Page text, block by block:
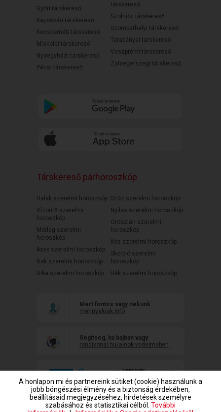
Győri társkereső
Kaposvári társkereső
Kecskeméti társkereső
Miskolci társkereső
Nyíregyházi társkereső
Pécsi társkereső
társkereső
Szolnoki társkereső
Szombathelyi társkereső
Tatabányai társkereső
Veszprémi társkereső
Zalaegerszegi társkereső
Társkereső párhoroszkóp
Halak szerelmi horoszkóp
Vízöntő szerelmi
horoszkóp
Mérleg szerelmi
horoszkóp
Ikrek szerelmi horoszkóp
Bak szerelmi horoszkóp
Bika szerelmi horoszkóp
Szűz szerelmi horoszkóp
Nyilas szerelmi horoszkóp
Oroszlán szerelmi
horoszkóp
Kos szerelmi horoszkóp
Skorpió szerelmi
horoszkóp
Rák szerelmi horoszkóp
Mert fontos vagy nekünk
mehnyakrak.info
Segítség, ha bajban vagy
randivonal.hu/a-nok-vedelmeben
A honlapon mi és partnereink sütiket (cookie) használunk a
jobb böngészési élmény és a biztonság érdekében,
beállításaid megjegyzéséhez, hirdetések személyre
szabásához és statisztikai célból. További